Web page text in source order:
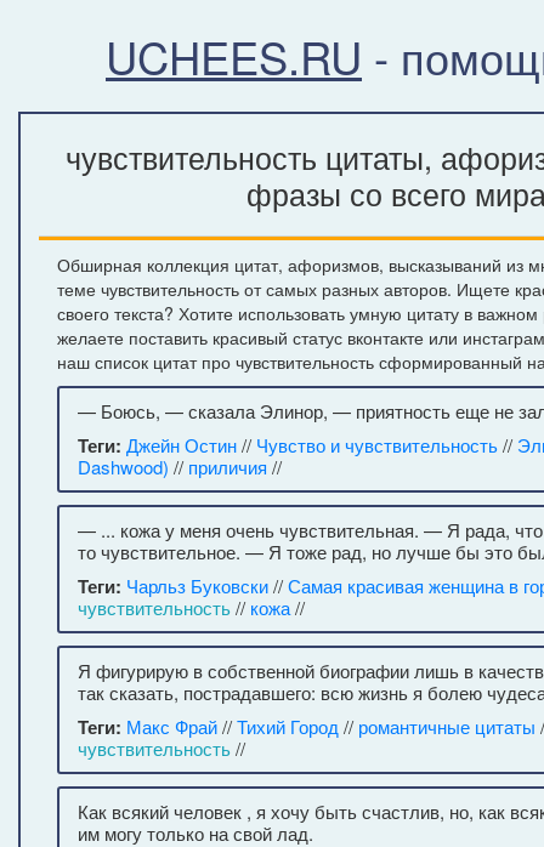
UCHEES.RU -
чувствительность цитаты,
фразы со всего
Обширная коллекция цитат, афоризмов, высказываний из
теме чувствительность от самых разных авторов. Ищете
своего текста? Хотите использовать умную цитату в
желаете поставить красивый статус вконтакте или
наш список цитат про чувствительность сформированный
— Боюсь, — сказала Элинор, — приятность еще не
Теги: Джейн Остин// Чувство и чувствительность//
Dashwood) // приличия //
— ... кожа у меня очень чувствительная. — Я рада, что
то чувствительное. — Я тоже рад, но лучше бы это
Теги: Чарльз Буковски//Самая красивая женщина в
чувствительность// кожа//
Я фигурирую в собственной биографии лишь в
так сказать, пострадавшего: всю жизнь я болею
Теги: Макс Фрай//Тихий Город // романтичные цитаты
чувствительность//
Как всякий человек , я хочу быть счастлив, но, как
им могу только на свой лад.